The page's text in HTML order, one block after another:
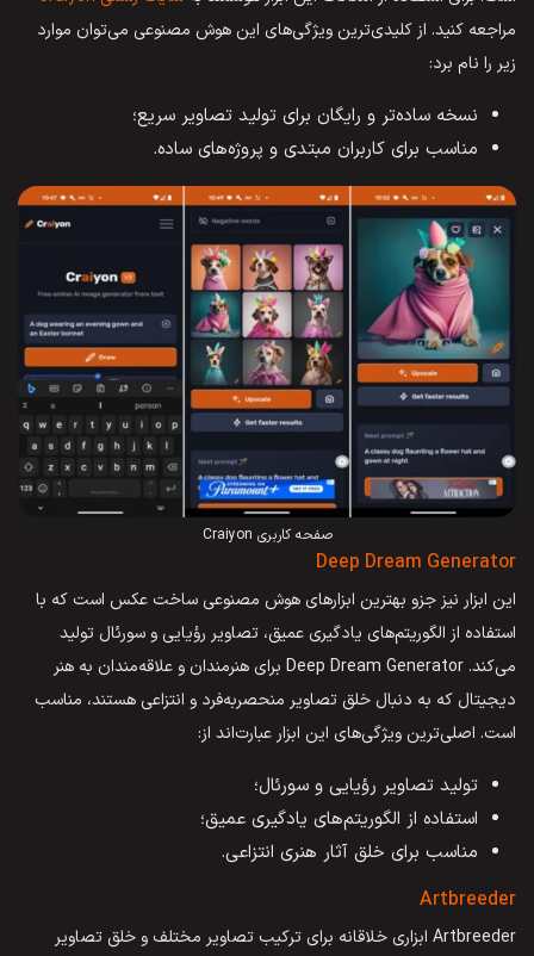
مراجعه کنید. از کلیدی‌ترین ویژگی‌های این هوش مصنوعی می‌توان موارد
زیر را نام برد:
نسخه ساده‌تر و رایگان برای تولید تصاویر سریع؛
مناسب برای کاربران مبتدی و پروژه‌های ساده.
صفحه کاربری Craiyon
Deep Dream Generator
این ابزار نیز جزو بهترین ابزارهای هوش مصنوعی ساخت عکس است که با
استفاده از الگوریتم‌های یادگیری عمیق، تصاویر رؤیایی و سورئال تولید
می‌کند. Deep Dream Generator برای هنرمندان و علاقه‌مندان به هنر
دیجیتال که به دنبال خلق تصاویر منحصربه‌فرد و انتزاعی هستند، مناسب
است. اصلی‌ترین ویژگی‌های این ابزار عبارت‌اند از:
تولید تصاویر رؤیایی و سورئال؛
استفاده از الگوریتم‌های یادگیری عمیق؛
مناسب برای خلق آثار هنری انتزاعی.
Artbreeder
Artbreeder ابزاری خلاقانه برای ترکیب تصاویر مختلف و خلق تصاویر